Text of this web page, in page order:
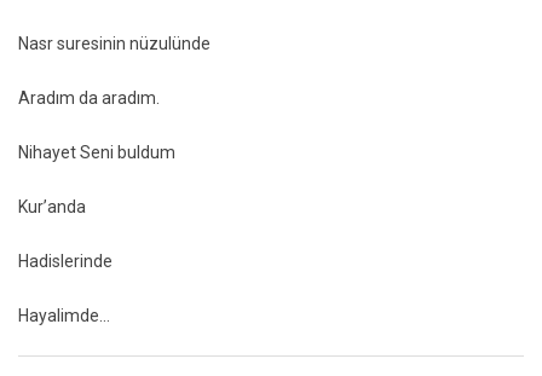
Nasr suresinin nüzulünde
Aradım da aradım.
Nihayet Seni buldum
Kur’anda
Hadislerinde
Hayalimde…